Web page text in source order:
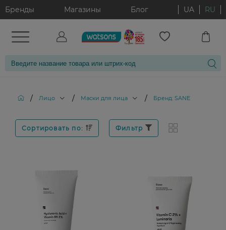
Бренды Магазины Блог UA RU
/ Лицо / Маски для лица / Бренд: SANE
Сортировать по: Фильтр